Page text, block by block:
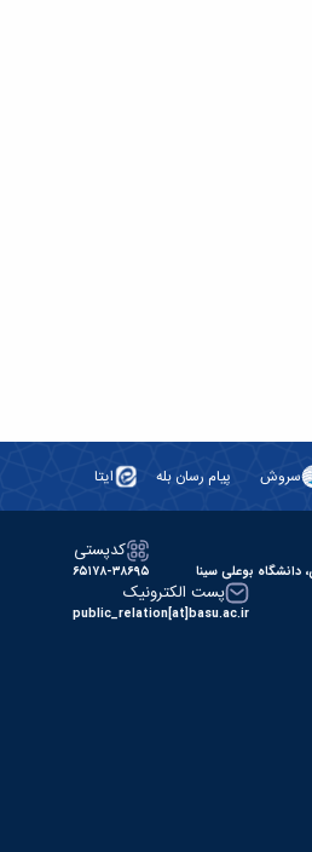
سروش پیام رسان بله ایتا
بوعلی سینا
کدپستی
۶۵۱۷۸-۳۸۶۹۵
پست الکترونیک
public_relation[at]basu.ac.ir